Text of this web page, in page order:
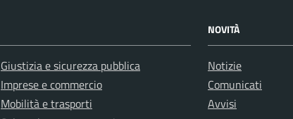
Giustizia e sicurezza pubblica
Imprese e commercio
Mobilità e trasporti
NOVITÀ
Notizie
Comunicati
Avvisi